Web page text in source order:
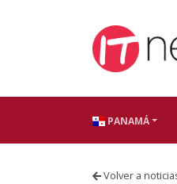
PANAMÁ
Volver a